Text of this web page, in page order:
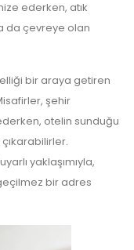
ederken, atık
da çevreye olan
bir araya getiren
şehir
otelin sunduğu
yaklaşımıyla,
bir adres